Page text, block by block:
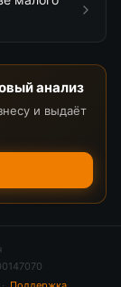
анализ
и выдаёт